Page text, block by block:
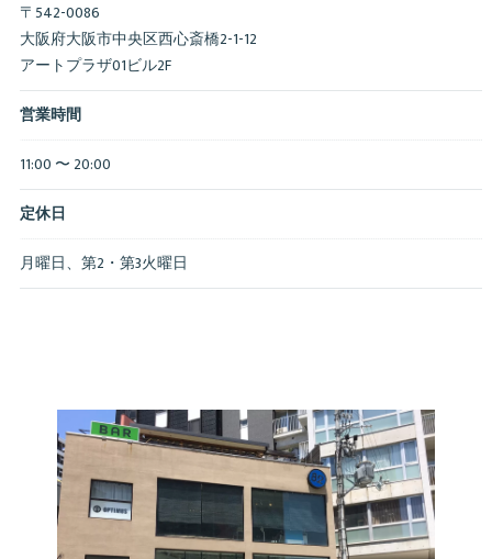
〒542-0086
大阪府大阪市中央区西心斎橋2-1-12
アートプラザ01ビル2F
営業時間
11:00 〜 20:00
定休日
月曜日、第2・第3火曜日